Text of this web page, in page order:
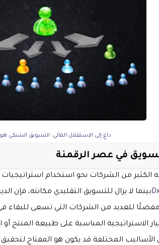
داعِ إلى الاستقلال المالي: التسويق الشبكي
في عصر الرقمنة
الكثير من الشركات نحو استخدام
بينما لا يزال للتسويق التقليدي مكانته، فإن
للعديد من الشركات التي تسعى للبقاء
الاستراتيجية المناسبة على طبيعة المنتج
الأساليب المختلفة قد يكون هو المفتاح